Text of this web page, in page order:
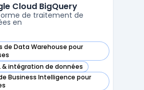
Cloud BigQuery
de traitement de
en
de Data Warehouse pour
BigQuery dans cette catégorie
& intégration de données
BigQuery dans cette catégorie
Business Intelligence pour
BigQuery dans cette catégorie